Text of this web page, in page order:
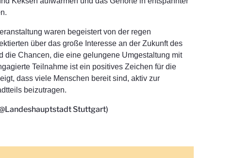
waren begeistert von der regen
über das große Interesse an der Zukunft des
die Chancen, die eine gelungene Umgestaltung mit
Teilnahme ist ein positives Zeichen für die
dass viele Menschen bereit sind, aktiv zur
beizutragen.
Stuttgart)